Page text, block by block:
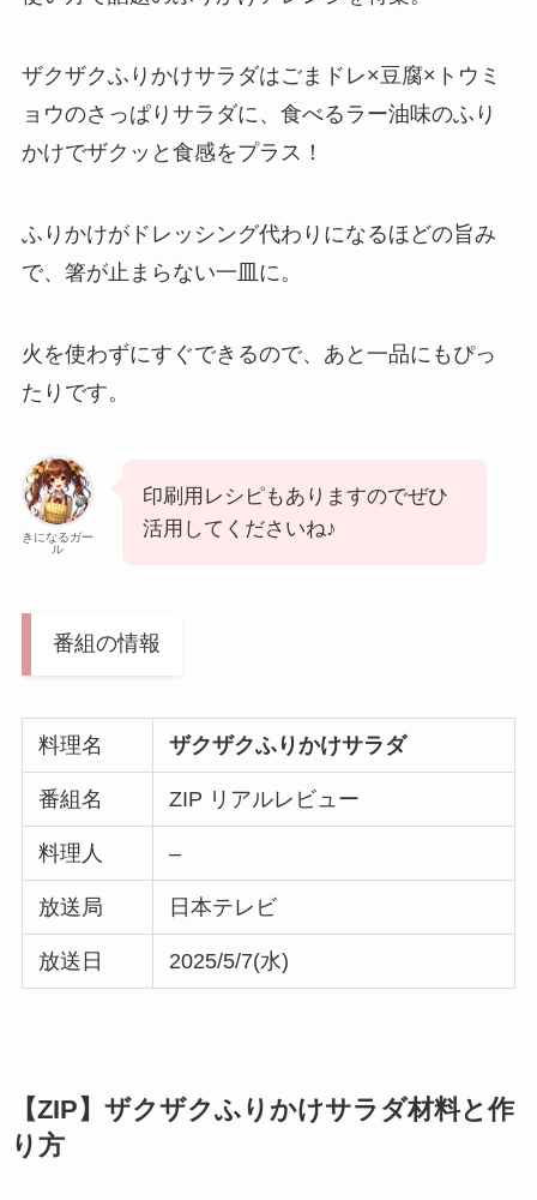
ザクザクふりかけサラダはごまドレ×豆腐×トウミ
ョウのさっぱりサラダに、食べるラー油味のふり
かけでザクッと食感をプラス！
ふりかけがドレッシング代わりになるほどの旨み
で、箸が止まらない一皿に。
火を使わずにすぐできるので、あと一品にもぴっ
たりです。
きになるガー
ル
印刷用レシピもありますのでぜひ
活用してくださいね♪
番組の情報
料理名 ザクザクふりかけサラダ
番組名 ZIP リアルレビュー
料理人 –
放送局 日本テレビ
放送日 2025/5/7(水)
【ZIP】ザクザクふりかけサラダ材料と作
り方